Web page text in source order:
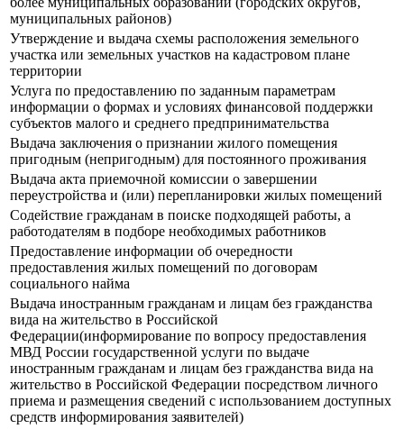
муниципальных районов)
Утверждение и выдача схемы расположения земельного
участка или земельных участков на кадастровом плане
территории
Услуга по предоставлению по заданным параметрам
информации о формах и условиях финансовой поддержки
субъектов малого и среднего предпринимательства
Выдача заключения о признании жилого помещения
пригодным (непригодным) для постоянного проживания
Выдача акта приемочной комиссии о завершении
переустройства и (или) перепланировки жилых помещений
Содействие гражданам в поиске подходящей работы, а
работодателям в подборе необходимых работников
Предоставление информации об очередности
предоставления жилых помещений по договорам
социального найма
Выдача иностранным гражданам и лицам без гражданства
вида на жительство в Российской
Федерации(информирование по вопросу предоставления
МВД России государственной услуги по выдаче
иностранным гражданам и лицам без гражданства вида на
жительство в Российской Федерации посредством личного
приема и размещения сведений с использованием доступных
средств информирования заявителей)